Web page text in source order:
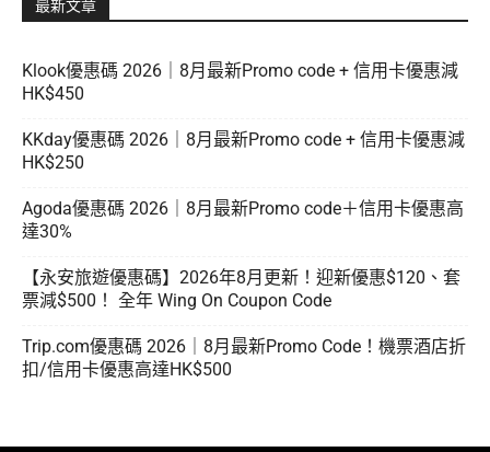
最新文章
Klook優惠碼 2026｜8月最新Promo code + 信用卡優惠減
HK$450
KKday優惠碼 2026｜8月最新Promo code + 信用卡優惠減
HK$250
Agoda優惠碼 2026｜8月最新Promo code＋信用卡優惠高
達30%
【永安旅遊優惠碼】2026年8月更新！迎新優惠$120、套
票減$500！ 全年 Wing On Coupon Code
Trip.com優惠碼 2026｜8月最新Promo Code！機票酒店折
扣/信用卡優惠高達HK$500